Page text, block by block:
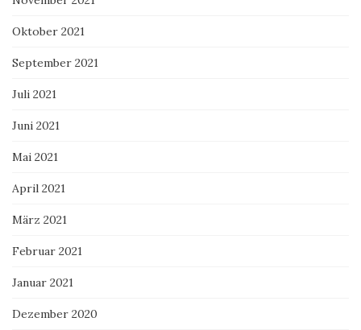
Oktober 2021
September 2021
Juli 2021
Juni 2021
Mai 2021
April 2021
März 2021
Februar 2021
Januar 2021
Dezember 2020